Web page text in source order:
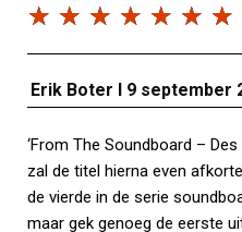
☆ ☆ ☆ ☆ ☆ ☆ ☆
Erik Boter I 9 september
‘From The Soundboard –
zal de titel hierna even
de vierde in de serie
maar gek genoeg de eerste